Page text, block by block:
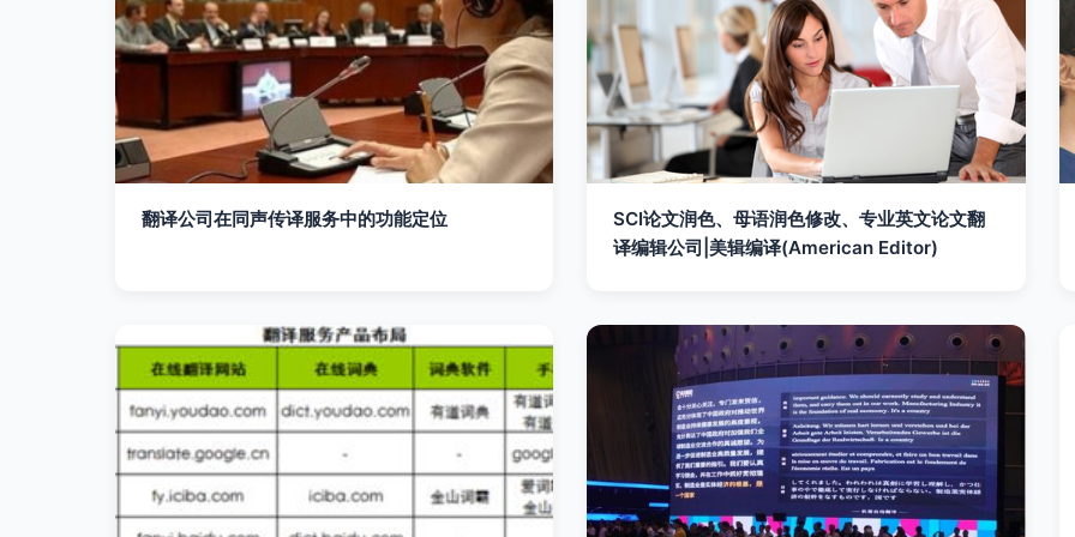
翻译公司在同声传译服务中的功能定位
SCI论文润色、母语润色修改、专业英文论文翻
译编辑公司|美辑编译(American Editor)